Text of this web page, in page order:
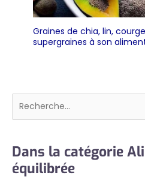
Graines de chia, lin,
supergraines à son
Rechercher
Dans la catégorie
équilibrée